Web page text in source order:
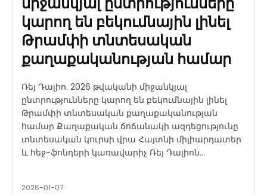
կարող են բեկումնային լինել
Թրամփի տնտեսական
քաղաքականության համար
Ռեյ Դալիո. 2026 թվականի միջանկյալ
ընտրությունները կարող են բեկումնային լինել
Թրամփի տնտեսական քաղաքականության
համար Քաղաքական ճոճանակի ազդեցությունը
տնտեսական կուրսի վրա Հայտնի միլիարդատեր
և հեջ-ֆոնդերի կառավարիչ Ռեյ Դալիոն...
2026-01-07